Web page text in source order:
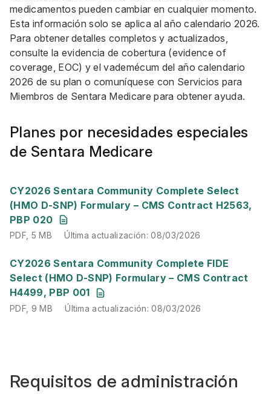
medicamentos pueden cambiar en cualquier momento.
Esta información solo se aplica al año calendario 2026.
Para obtener detalles completos y actualizados,
consulte la evidencia de cobertura (evidence of
coverage, EOC) y el vademécum del año calendario
2026 de su plan o comuníquese con Servicios para
Miembros de Sentara Medicare para obtener ayuda.
Planes por necesidades especiales
de Sentara Medicare
CY2026 Sentara Community Complete Select
(HMO D-SNP) Formulary – CMS Contract H2563,
PBP 020
PDF,5 MB Última actualización:08/03/2026
PDF, 5 MB Última actualización:08/03/2026
CY2026 Sentara Community Complete FIDE
Select (HMO D-SNP) Formulary – CMS Contract
H4499, PBP 001
PDF,9 MB Última actualización:08/03/2026
PDF, 9 MB Última actualización:08/03/2026
Requisitos de administración